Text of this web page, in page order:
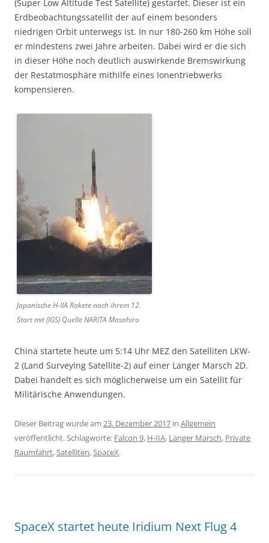
(Super Low Altitude Test Satellite) gestartet. Dieser ist ein
Erdbeobachtungssatellit der auf einem besonders
niedrigen Orbit unterwegs ist. In nur 180-260 km Höhe soll
er mindestens zwei Jahre arbeiten. Dabei wird er die sich
in dieser Höhe noch deutlich auswirkende Bremswirkung
der Restatmosphäre mithilfe eines Ionentriebwerks
kompensieren.
Japanische H-IIA Rakete nach ihrem 12.
Start mit (IGS) Quelle NARITA Masahiro
China startete heute um 5:14 Uhr MEZ den Satelliten LKW-
2 (Land Surveying Satellite-2) auf einer Langer Marsch 2D.
Dabei handelt es sich möglicherweise um ein Satellit für
Militärische Anwendungen.
Dieser Beitrag wurde am 23. Dezember 2017 in Allgemein
veröffentlicht. Schlagworte: Falcon 9, H-IIA, Langer Marsch, Private
Raumfahrt,Satelliten,SpaceX.
SpaceX startet heute Iridium Next Flug 4